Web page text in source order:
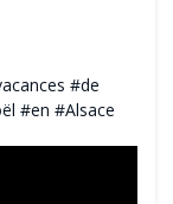
#de
#en #Alsace